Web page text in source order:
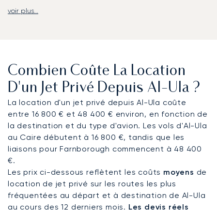
Chez LunaJets, nous organisons votre vol en
assurant d'arriver parfaitement préparé pour une
conférence ou un événement exclusif à
l'emblématique Maraya.
En tant que premier courtier en aviation privée
européen à obtenir la certification ARGUS, notre
engagement en matière de sécurité est audité et
prouvé par des organismes indépendants. Cette
norme rigoureuse garantit que votre vol est géré
avec un soin méticuleux, vous permettant ainsi de
voyager en toute confiance pour Al-Ula.
voir plus...
Combien Coûte La Location
D'un Jet Privé Depuis Al-Ula ?
La location d'un jet privé depuis Al-Ula coûte
entre 16 800 € et 48 400 € environ, en fonction de
la destination et du type d'avion. Les vols d'Al-Ula
au Caire débutent à 16 800 €, tandis que les
liaisons pour Farnborough commencent à 48 400
€.
Les prix ci-dessous reflètent les coûts moyens de
location de jet privé sur les routes les plus
fréquentées au départ et à destination de Al-Ula
au cours des 12 derniers mois. Les devis réels